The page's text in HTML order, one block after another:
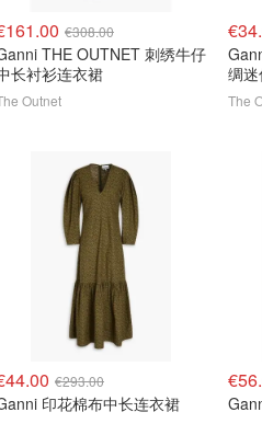
€308.00
THE OUTNET 刺绣牛仔
长衬衫连衣裙
Outnet
绸
The
€293.00
印花棉布中长连衣裙